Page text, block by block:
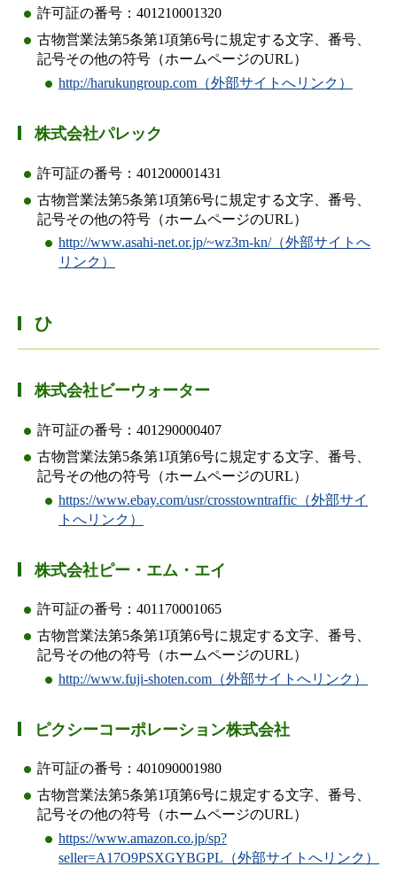
許可証の番号：401210001320
古物営業法第5条第1項第6号に規定する文字、番号、
記号その他の符号（ホームページのURL）
http://harukungroup.com（外部サイトへリンク）
株式会社パレック
許可証の番号：401200001431
古物営業法第5条第1項第6号に規定する文字、番号、
記号その他の符号（ホームページのURL）
http://www.asahi-net.or.jp/~wz3m-kn/（外部サイトへ
リンク）
ひ
株式会社ビーウォーター
許可証の番号：401290000407
古物営業法第5条第1項第6号に規定する文字、番号、
記号その他の符号（ホームページのURL）
https://www.ebay.com/usr/crosstowntraffic（外部サイ
トへリンク）
株式会社ピー・エム・エイ
許可証の番号：401170001065
古物営業法第5条第1項第6号に規定する文字、番号、
記号その他の符号（ホームページのURL）
http://www.fuji-shoten.com（外部サイトへリンク）
ピクシーコーポレーション株式会社
許可証の番号：401090001980
古物営業法第5条第1項第6号に規定する文字、番号、
記号その他の符号（ホームページのURL）
https://www.amazon.co.jp/sp?
seller=A17O9PSXGYBGPL（外部サイトへリンク）